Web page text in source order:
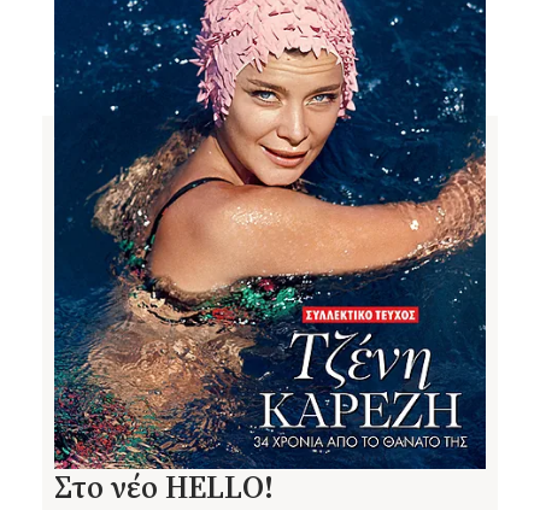
Στο νέο HELLO!